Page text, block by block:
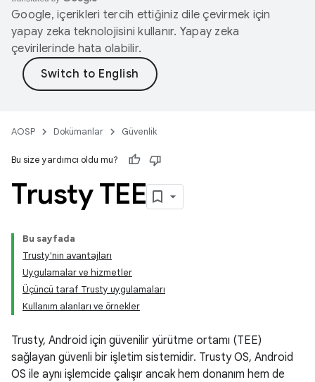
Google, içerikleri tercih ettiğiniz dile çevirmek için
yapay zeka teknolojisini kullanır. Yapay zeka
çevirilerinde hata olabilir.
AOSP Dokümanlar Güvenlik
Bu size yardımcı oldu mu?
Trusty TEE
Bu sayfada
Trusty'nin avantajları
Uygulamalar ve hizmetler
Üçüncü taraf Trusty uygulamaları
Kullanım alanları ve örnekler
Trusty, Android için güvenilir yürütme ortamı (TEE)
sağlayan güvenli bir işletim sistemidir. Trusty OS, Android
OS ile aynı işlemcide çalışır ancak hem donanım hem de